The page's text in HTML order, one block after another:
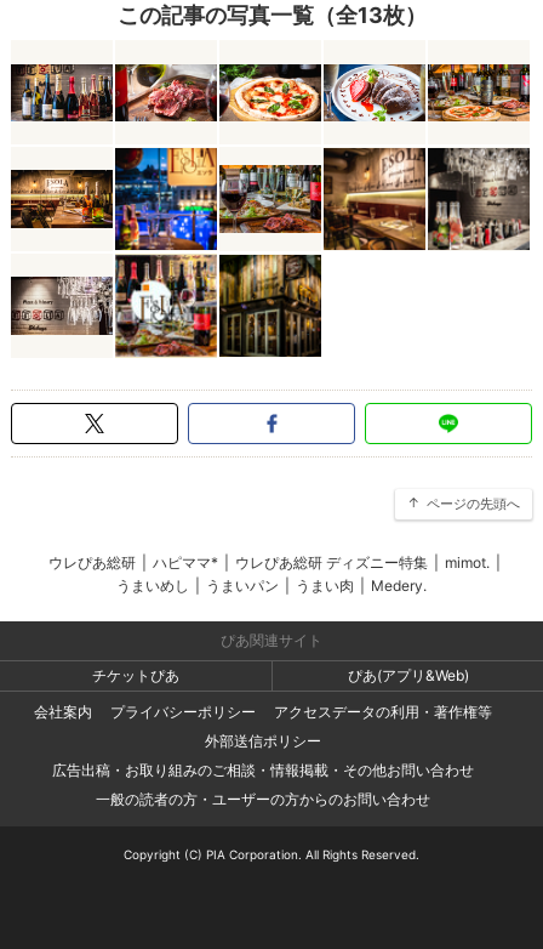
この記事の写真一覧（全13枚）
ページの先頭へ
ウレぴあ総研 ハピママ* ウレぴあ総研 ディズニー特集 mimot.
うまいめし
うまいパン うまい肉 Medery.
ぴあ関連サイト
チケットぴあ
ぴあ(アプリ&Web)
会社案内
プライバシーポリシー
アクセスデータの利用・著作権等
外部送信ポリシー
広告出稿・お取り組みのご相談・情報掲載・その他お問い合わせ
一般の読者の方・ユーザーの方からのお問い合わせ
Copyright (C) PIA Corporation. All Rights Reserved.